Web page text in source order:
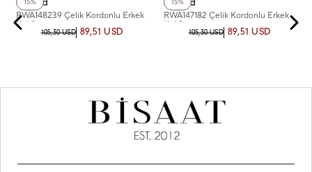
15%
Reward
RWA148239 Çelik Kordonlu Erkek
Kol Saati
105,30 USD 89,51 USD
15%
Reward
RWA147182 Çelik Kordonlu Erkek
Kol Saati
105,30 USD 89,51 USD